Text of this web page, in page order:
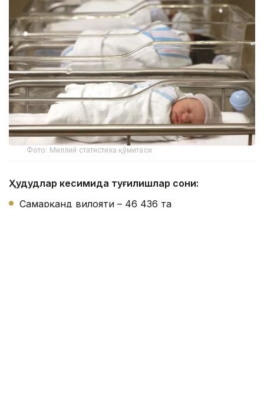
Фото: Миллий статистика қўмитаси
Ҳудудлар кесимида туғилишлар сони:
Самарқанд вилояти – 46 436 та